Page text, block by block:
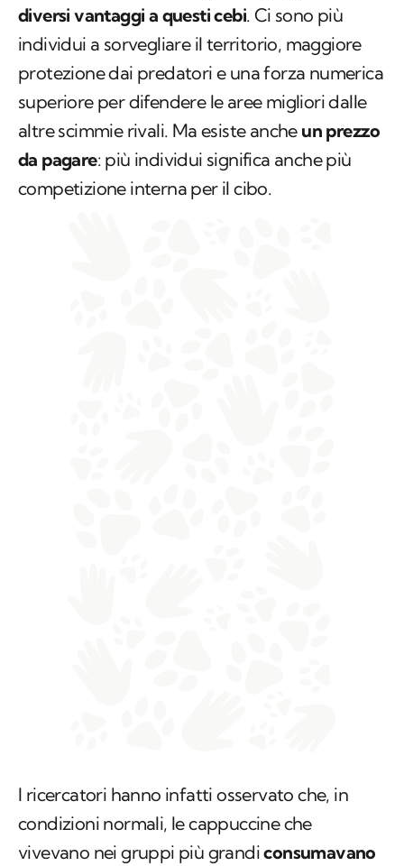
diversi vantaggi a questi cebi. Ci sono più
individui a sorvegliare il territorio, maggiore
protezione dai predatori e una forza numerica
superiore per difendere le aree migliori dalle
altre scimmie rivali. Ma esiste anche un prezzo
da pagare: più individui significa anche più
competizione interna per il cibo.
I ricercatori hanno infatti osservato che, in
condizioni normali, le cappuccine che
vivevano nei gruppi più grandiconsumavano